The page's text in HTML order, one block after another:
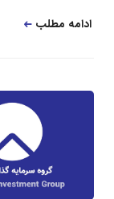
ادامه مطلب